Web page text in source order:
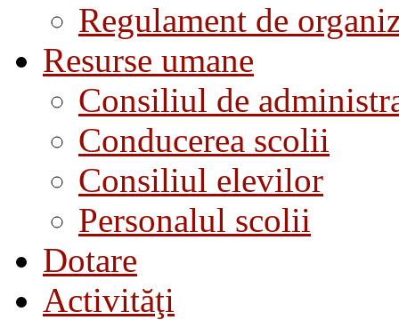
Regulament de
Resurse umane
Consiliul de
Conducerea scolii
Consiliul elevilor
Personalul scolii
Dotare
Activităţi